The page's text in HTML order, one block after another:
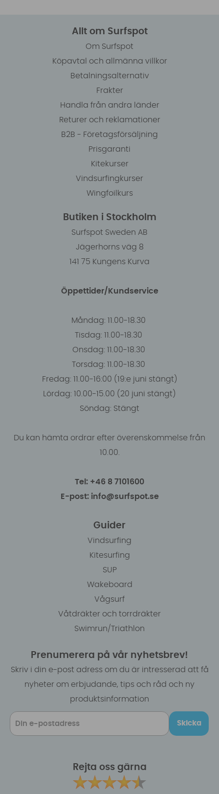
Allt om Surfspot
Om Surfspot
Köpavtal och allmänna villkor
Betalningsalternativ
Frakter
Handla från andra länder
Returer och reklamationer
B2B - Företagsförsäljning
Prisgaranti
Kitekurser
Vindsurfingkurser
Wingfoilkurs
Butiken i Stockholm
Surfspot Sweden AB
Jägerhorns väg 8
141 75 Kungens Kurva
Öppettider/Kundservice
Måndag: 11.00-18.30
Tisdag: 11.00-18.30
Onsdag: 11.00-18.30
Torsdag: 11.00-18.30
Fredag: 11.00-16:00 (19:e juni stängt)
Lördag: 10.00-15.00 (20 juni stängt)
Söndag: Stängt
Du kan hämta ordrar efter överenskommelse från
10.00.
Tel: +46 8 7101600
E-post: info@surfspot.se
Guider
Vindsurfing
Kitesurfing
SUP
Wakeboard
Vågsurf
Våtdräkter och torrdräkter
Swimrun/Triathlon
Prenumerera på vår nyhetsbrev!
Skriv i din e-post adress om du är intresserad att få
nyheter om erbjudande, tips och råd och ny
produktsinformation
Skicka
Rejta oss gärna